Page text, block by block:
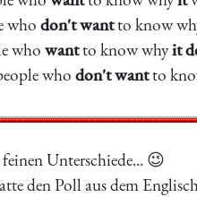
who don't wantto know
whowantto know whyit
whodon't wantto
Unterschiede... 😉
den Poll aus dem